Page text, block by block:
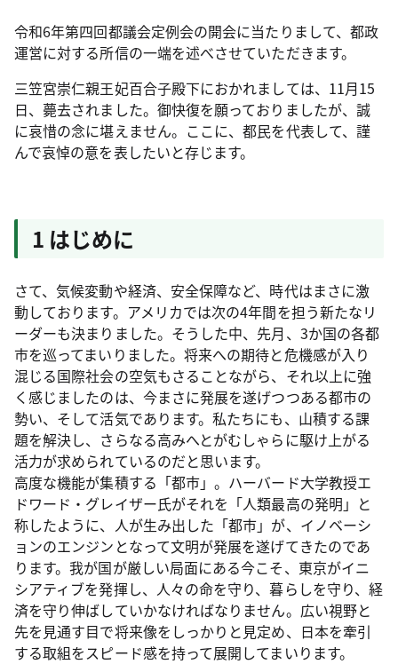
令和6年第四回都議会定例会の開会に当たりまして、都政
運営に対する所信の一端を述べさせていただきます。
三笠宮崇仁親王妃百合子殿下におかれましては、11月15
日、薨去されました。御快復を願っておりましたが、誠
に哀惜の念に堪えません。ここに、都民を代表して、謹
んで哀悼の意を表したいと存じます。
1 はじめに
さて、気候変動や経済、安全保障など、時代はまさに激
動しております。アメリカでは次の4年間を担う新たなリ
ーダーも決まりました。そうした中、先月、3か国の各都
市を巡ってまいりました。将来への期待と危機感が入り
混じる国際社会の空気もさることながら、それ以上に強
く感じましたのは、今まさに発展を遂げつつある都市の
勢い、そして活気であります。私たちにも、山積する課
題を解決し、さらなる高みへとがむしゃらに駆け上がる
活力が求められているのだと思います。
高度な機能が集積する「都市」。ハーバード大学教授エ
ドワード・グレイザー氏がそれを「人類最高の発明」と
称したように、人が生み出した「都市」が、イノベーシ
ョンのエンジンとなって文明が発展を遂げてきたのであ
ります。我が国が厳しい局面にある今こそ、東京がイニ
シアティブを発揮し、人々の命を守り、暮らしを守り、経
済を守り伸ばしていかなければなりません。広い視野と
先を見通す目で将来像をしっかりと見定め、日本を牽引
する取組をスピード感を持って展開してまいります。